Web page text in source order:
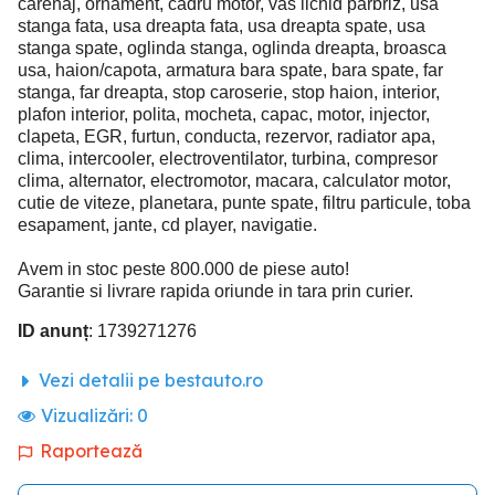
carenaj, ornament, cadru motor, vas lichid parbriz, usa
stanga fata, usa dreapta fata, usa dreapta spate, usa
stanga spate, oglinda stanga, oglinda dreapta, broasca
usa, haion/capota, armatura bara spate, bara spate, far
stanga, far dreapta, stop caroserie, stop haion, interior,
plafon interior, polita, mocheta, capac, motor, injector,
clapeta, EGR, furtun, conducta, rezervor, radiator apa,
clima, intercooler, electroventilator, turbina, compresor
clima, alternator, electromotor, macara, calculator motor,
cutie de viteze, planetara, punte spate, filtru particule, toba
esapament, jante, cd player, navigatie.
Avem in stoc peste 800.000 de piese auto!
Garantie si livrare rapida oriunde in tara prin curier.
ID anunț: 1739271276
Vezi detalii pe bestauto.ro
Vizualizări: 0
Raportează